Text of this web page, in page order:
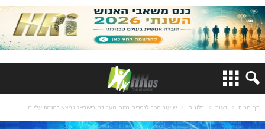
דף הבית דעות בלוגים שיעור הפרילנסרים בכוח העבודה בישראל נמצא במגמת עלייה